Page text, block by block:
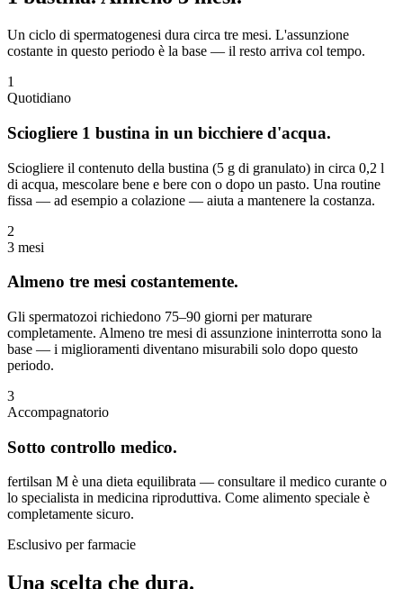
Un ciclo di spermatogenesi dura circa tre mesi. L'assunzione
costante in questo periodo è la base — il resto arriva col tempo.
1
Quotidiano
Sciogliere 1 bustina in un bicchiere d'acqua.
Sciogliere il contenuto della bustina (5 g di granulato) in circa 0,2 l
di acqua, mescolare bene e bere con o dopo un pasto. Una routine
fissa — ad esempio a colazione — aiuta a mantenere la costanza.
2
3 mesi
Almeno tre mesi costantemente.
Gli spermatozoi richiedono 75–90 giorni per maturare
completamente. Almeno tre mesi di assunzione ininterrotta sono la
base — i miglioramenti diventano misurabili solo dopo questo
periodo.
3
Accompagnatorio
Sotto controllo medico.
fertilsan M è una dieta equilibrata — consultare il medico curante o
lo specialista in medicina riproduttiva. Come alimento speciale è
completamente sicuro.
Esclusivo per farmacie
Una scelta che dura.